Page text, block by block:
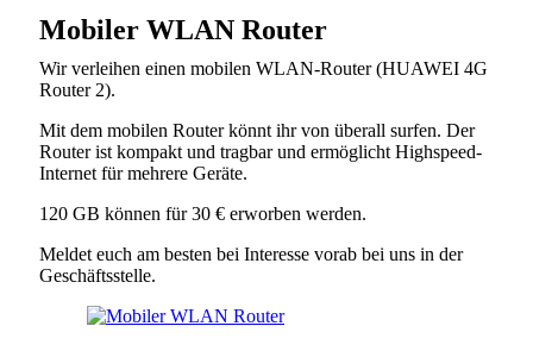
Mobiler WLAN Router
Wir verleihen einen mobilen WLAN-Router (HUAWEI 4G
Router 2).
Mit dem mobilen Router könnt ihr von überall surfen. Der
Router ist kompakt und tragbar und ermöglicht Highspeed-
Internet für mehrere Geräte.
120 GB können für 30 € erworben werden.
Meldet euch am besten bei Interesse vorab bei uns in der
Geschäftsstelle.